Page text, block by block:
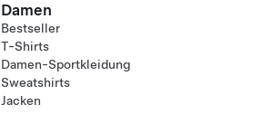
Damen
Bestseller
T-Shirts
Damen-Sportkleidung
Sweatshirts
Jacken